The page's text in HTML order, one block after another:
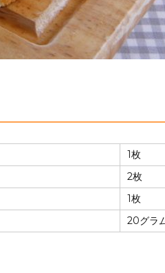
1枚
2枚
1枚
20グラ